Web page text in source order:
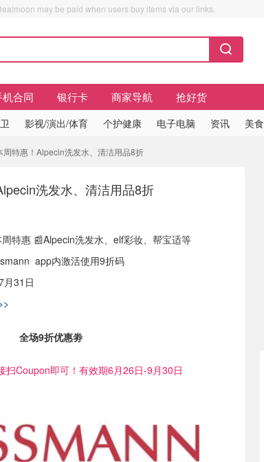
may be paid when users buy items via our links.
机合同 银行卡 商家导航 抢好货
影视/演出/体育 个护健康 电子电脑 资讯 美食
特惠！Alpecin洗发水、清洁用品8折
洗发水、清洁用品8折
特惠 📰Alpecin洗发水、elf彩妆、帮宝适等
app内激活使用9折码
月31日
全场9折优惠劵
扫Coupon即可！有效期6月26日-9月30日